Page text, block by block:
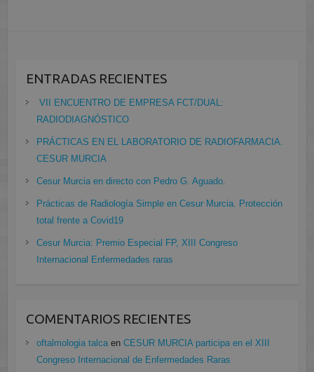
ENTRADAS RECIENTES
VII ENCUENTRO DE EMPRESA FCT/DUAL:
RADIODIAGNÓSTICO
PRÁCTICAS EN EL LABORATORIO DE RADIOFARMACIA.
CESUR MURCIA
Cesur Murcia en directo con Pedro G. Aguado.
Prácticas de Radiología Simple en Cesur Murcia. Protección
total frente a Covid19
Cesur Murcia: Premio Especial FP, XIII Congreso
Internacional Enfermedades raras
COMENTARIOS RECIENTES
oftalmologia talcaen CESUR MURCIA participa en el XIII
Congreso Internacional de Enfermedades Raras